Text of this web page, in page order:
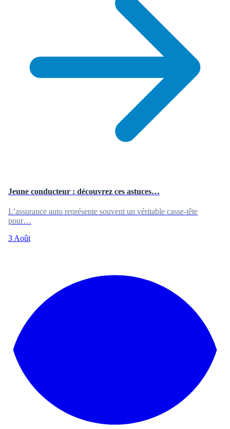
Jeune conducteur : découvrez ces astuces…
L’assurance auto représente souvent un véritable casse-tête
pour…
3 Août